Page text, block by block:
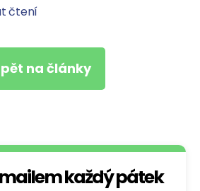
čtení
na články
každý pátek